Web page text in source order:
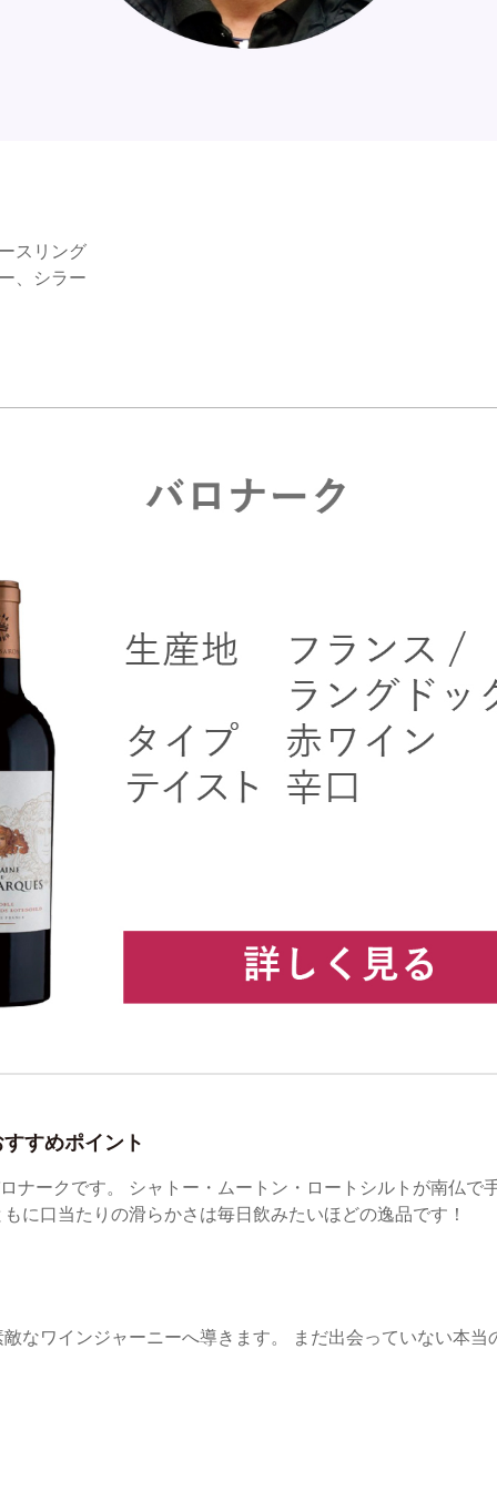
スリング
、シラー
すめポイント
ナークです。 シャトー・ムートン・ロートシルトが南仏で
に口当たりの滑らかさは毎日飲みたいほどの逸品です！
なワインジャーニーへ導きます。 まだ出会っていない本当